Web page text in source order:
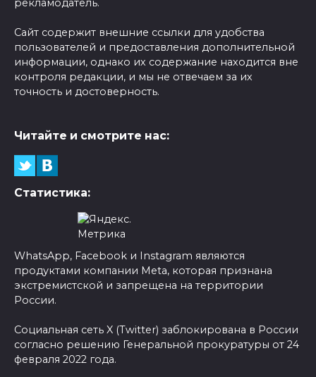
рекламодатель.
Сайт содержит внешние ссылки для удобства
пользователей и предоставления дополнительной
информации, однако их содержание находится вне
контроля редакции, и мы не отвечаем за их
точность и достоверность.
Читайте и смотрите нас:
Статистика:
WhatsApp, Facebook и Instagram являются
продуктами компании Meta, которая признана
экстремистской и запрещена на территории
России.
Социальная сеть X (Twitter) заблокирована в России
согласно решению Генеральной прокуратуры от 24
февраля 2022 года.